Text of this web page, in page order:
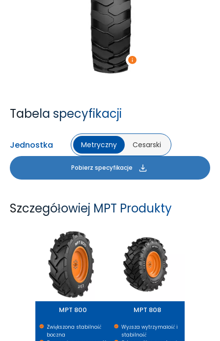
Tabela specyfikacji
Jednostka Metryczny Cesarski
Pobierz specyfikacje
Szczegółowiej MPT Produkty
MPT 800
Zwiększona stabilność
boczna
MPT 808
Wyższa wytrzymałość i
stabilność